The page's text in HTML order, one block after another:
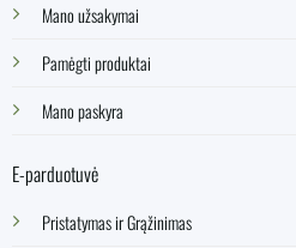
Mano užsakymai
Pamėgti produktai
Mano paskyra
E-parduotuvė
Pristatymas ir Grąžinimas